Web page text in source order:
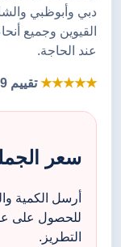
دبي وأبوظبي
القيوين وجميع
عند الحاجة.
★★★★★تقييم 4.9 • خيار مفضل لطلبات الزي بالجملة
سعر
أرسل الكمية
للحصول على
التطريز.